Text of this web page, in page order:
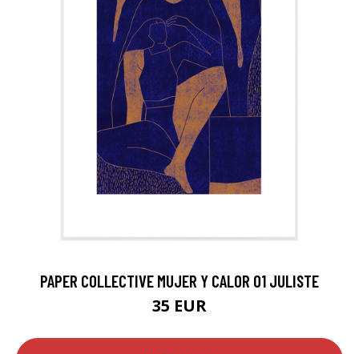
PAPER COLLECTIVE MUJER Y CALOR 01 JULISTE
35 EUR